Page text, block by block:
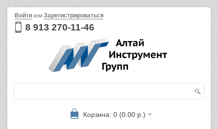
8 913 270-11-46
Войти или Зарегистрироваться
Корзина: 0 (0.00 р.)